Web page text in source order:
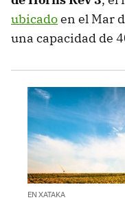
ubicadoen el Mar
una capacidad de
EN XATAKA